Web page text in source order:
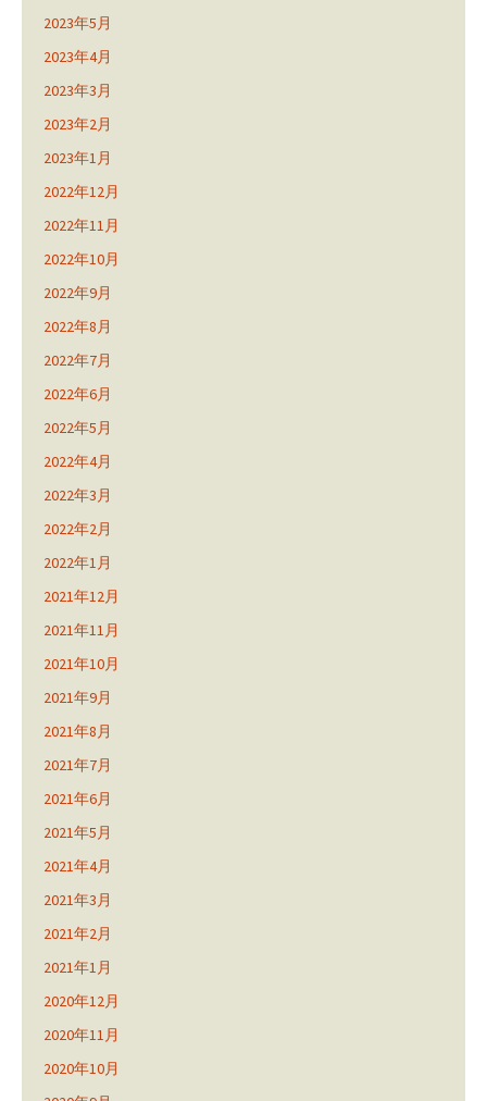
2023年5月
2023年4月
2023年3月
2023年2月
2023年1月
2022年12月
2022年11月
2022年10月
2022年9月
2022年8月
2022年7月
2022年6月
2022年5月
2022年4月
2022年3月
2022年2月
2022年1月
2021年12月
2021年11月
2021年10月
2021年9月
2021年8月
2021年7月
2021年6月
2021年5月
2021年4月
2021年3月
2021年2月
2021年1月
2020年12月
2020年11月
2020年10月